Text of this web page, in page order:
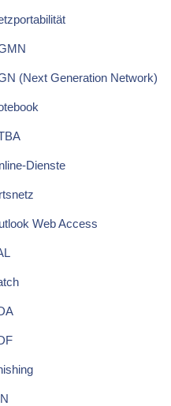
(Next Generation Network)
Dienste
Web Access